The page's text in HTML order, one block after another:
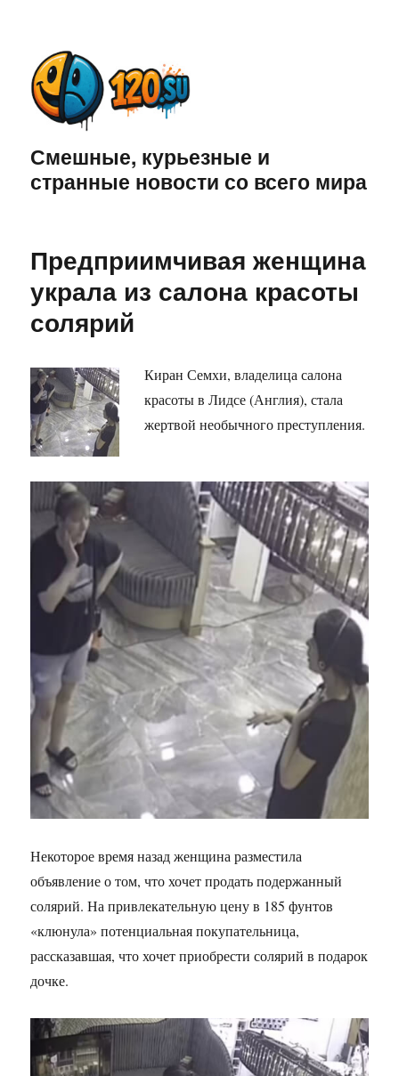
Смешные, курьезные и
странные новости со всего мира
Предприимчивая женщина
украла из салона красоты
солярий
Киран Семхи, владелица салона
красоты в Лидсе (Англия), стала
жертвой необычного преступления.
Некоторое время назад женщина разместила
объявление о том, что хочет продать подержанный
солярий. На привлекательную цену в 185 фунтов
«клюнула» потенциальная покупательница,
рассказавшая, что хочет приобрести солярий в подарок
дочке.